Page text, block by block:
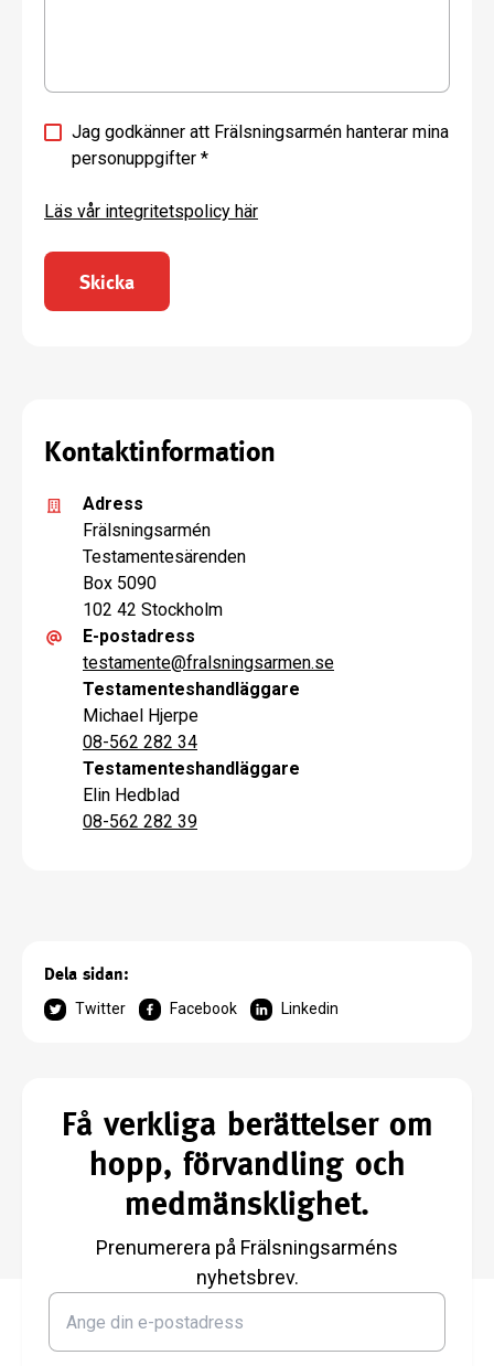
Jag godkänner att Frälsningsarmén hanterar mina
personuppgifter *
Läs vår integritetspolicy här
Skicka
Kontaktinformation
Adress
Frälsningsarmén
Testamentesärenden
Box 5090
102 42 Stockholm
E-postadress
testamente@fralsningsarmen.se
Testamenteshandläggare
Michael Hjerpe
08-562 282 34
Testamenteshandläggare
Elin Hedblad
08-562 282 39
Dela sidan:
Twitter Facebook Linkedin
Få verkliga berättelser om
hopp, förvandling och
medmänsklighet.
Prenumerera på Frälsningsarméns
nyhetsbrev.